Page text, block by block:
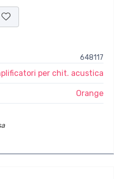
648117
per chit. acustica
Orange